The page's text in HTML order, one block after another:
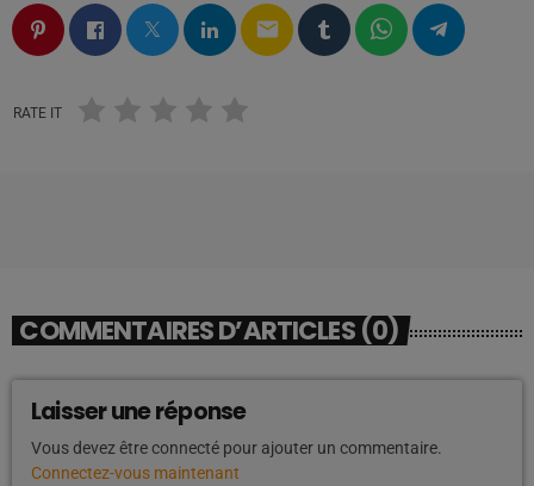
email
RATE IT
COMMENTAIRES D’ARTICLES (0)
Laisser une réponse
Vous devez être connecté pour ajouter un commentaire.
Connectez-vous maintenant